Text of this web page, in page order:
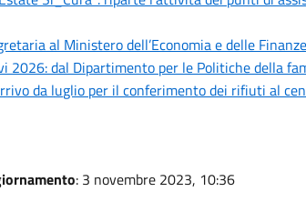
al Ministero dell’Economia e delle
2026: dal Dipartimento per le Politiche della
da luglio per il conferimento dei rifiuti al
: 3 novembre 2023, 10:36